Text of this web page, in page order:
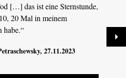
[…] das ist eine Sternstunde,
20 Mal in meinem
habe.“
27.11.2023